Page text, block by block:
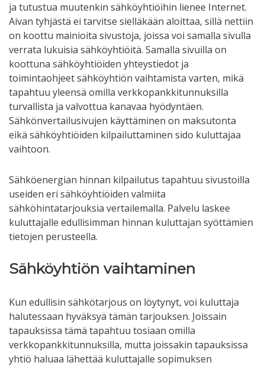
ja tutustua muutenkin sähköyhtiöihin lienee Internet.
Aivan tyhjästä ei tarvitse sielläkään aloittaa, sillä nettiin
on koottu mainioita sivustoja, joissa voi samalla sivulla
verrata lukuisia sähköyhtiöitä. Samalla sivuilla on
koottuna sähköyhtiöiden yhteystiedot ja
toimintaohjeet sähköyhtiön vaihtamista varten, mikä
tapahtuu yleensä omilla verkkopankkitunnuksilla
turvallista ja valvottua kanavaa hyödyntäen.
Sähkönvertailusivujen käyttäminen on maksutonta
eikä sähköyhtiöiden kilpailuttaminen sido kuluttajaa
vaihtoon.
Sähköenergian hinnan kilpailutus tapahtuu sivustoilla
useiden eri sähköyhtiöiden valmiita
sähköhintatarjouksia vertailemalla. Palvelu laskee
kuluttajalle edullisimman hinnan kuluttajan syöttämien
tietojen perusteella.
Sähköyhtiön vaihtaminen
Kun edullisin sähkötarjous on löytynyt, voi kuluttaja
halutessaan hyväksyä tämän tarjouksen. Joissain
tapauksissa tämä tapahtuu tosiaan omilla
verkkopankkitunnuksilla, mutta joissakin tapauksissa
yhtiö haluaa lähettää kuluttajalle sopimuksen